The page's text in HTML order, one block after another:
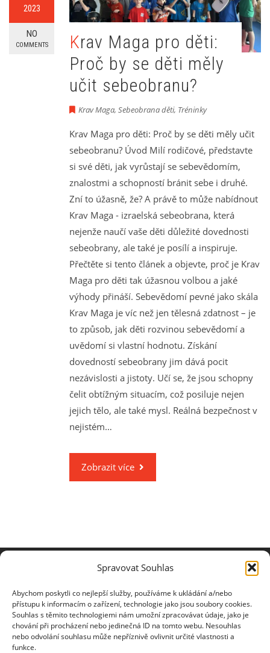
Spravovat Souhlas
Abychom poskytli co nejlepší služby, používáme k ukládání a/nebo
přístupu k informacím o zařízení, technologie jako jsou soubory cookies.
Souhlas s těmito technologiemi nám umožní zpracovávat údaje, jako je
chování při procházení nebo jedinečná ID na tomto webu. Nesouhlas
nebo odvolání souhlasu může nepříznivě ovlivnit určité vlastnosti a
funkce.
2023
NO
COMMENTS
Krav Maga pro děti:
Proč by se děti měly
učit sebeobranu?
Krav Maga, Sebeobrana děti, Tréninky
Krav Maga pro děti: Proč by se děti měly učit
sebeobranu? Úvod Milí rodičové, představte
si své děti, jak vyrůstají se sebevědomím,
znalostmi a schopností bránit sebe i druhé.
Zní to úžasně, že? A právě to může nabídnout
Krav Maga - izraelská sebeobrana, která
nejenže naučí vaše děti důležité dovednosti
sebeobrany, ale také je posílí a inspiruje.
Přečtěte si tento článek a objevte, proč je Krav
Maga pro děti tak úžasnou volbou a jaké
výhody přináší. Sebevědomí pevné jako skála
Krav Maga je víc než jen tělesná zdatnost – je
to způsob, jak děti rozvinou sebevědomí a
uvědomí si vlastní hodnotu. Získání
dovedností sebeobrany jim dává pocit
nezávislosti a jistoty. Učí se, že jsou schopny
čelit obtížným situacím, což posiluje nejen
jejich tělo, ale také mysl. Reálná bezpečnost v
nejistém…
Zobrazit více
NEWSLETTER
Jméno